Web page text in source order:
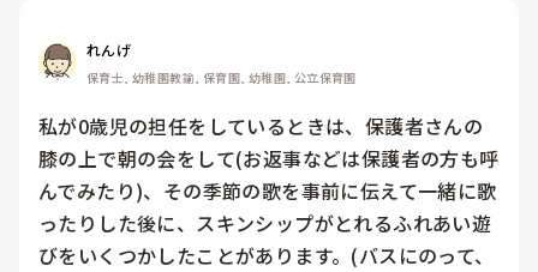
れんげ
保育士, 幼稚園教諭, 保育園, 幼稚園, 公立保育園
私が0歳児の担任をしているときは、保護者さんの
膝の上で朝の会をして(お返事などは保護者の方も呼
んでみたり)、その季節の歌を事前に伝えて一緒に歌
ったりした後に、スキンシップがとれるふれあい遊
びをいくつかしたことがあります。(バスにのって、